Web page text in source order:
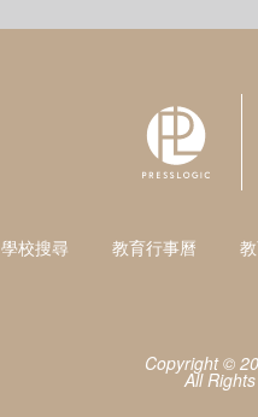
學校搜尋 教育行事曆
Copyright ©
All